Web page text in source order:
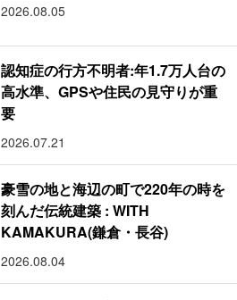
2026.08.05
認知症の行方不明者:年1.7万人台の
高水準、GPSや住民の見守りが重
要
2026.07.21
豪雪の地と海辺の町で220年の時を
刻んだ伝統建築 : WITH
KAMAKURA(鎌倉・長谷)
2026.08.04